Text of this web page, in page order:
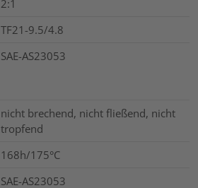
2:1
TF21-9.5/4.8
SAE-AS23053
nicht brechend, nicht fließend, nicht
tropfend
168h/175°C
SAE-AS23053